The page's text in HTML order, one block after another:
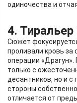
одиночества и
4.
Сюжет
проливали кровь
операции «Драгун».
только с
десантников, но и
стороны
отличается от